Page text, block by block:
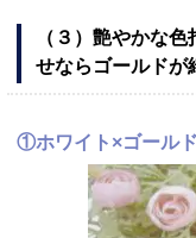
（３）艶やかな
せならゴールドが
①ホワイト×ゴール